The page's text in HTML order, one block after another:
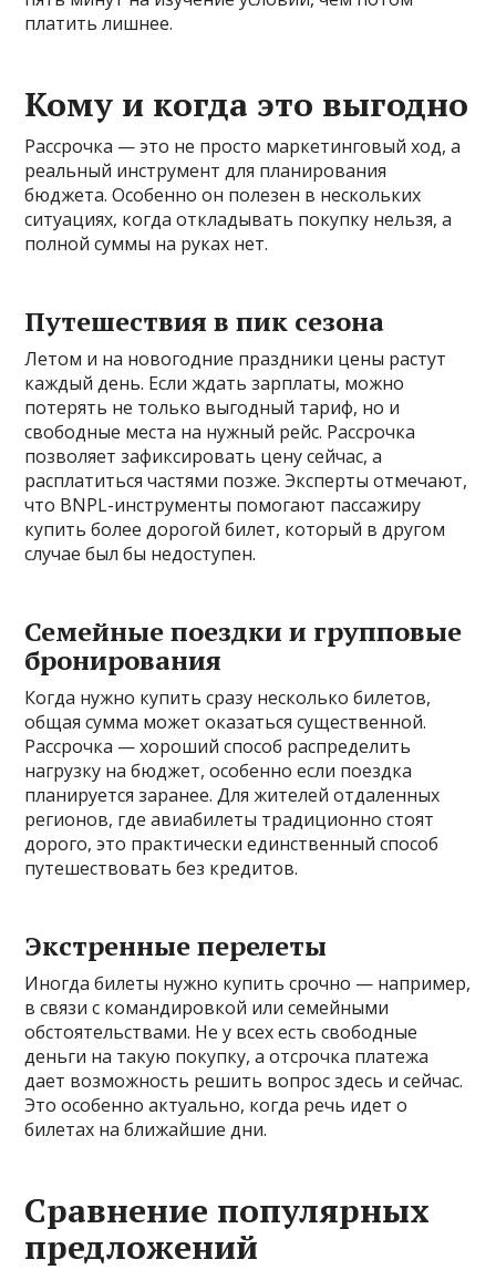
платить лишнее.
Кому и когда это выгодно
Рассрочка — это не просто маркетинговый ход, а
реальный инструмент для планирования
бюджета. Особенно он полезен в нескольких
ситуациях, когда откладывать покупку нельзя, а
полной суммы на руках нет.
Путешествия в пик сезона
Летом и на новогодние праздники цены растут
каждый день. Если ждать зарплаты, можно
потерять не только выгодный тариф, но и
свободные места на нужный рейс. Рассрочка
позволяет зафиксировать цену сейчас, а
расплатиться частями позже. Эксперты отмечают,
что BNPL-инструменты помогают пассажиру
купить более дорогой билет, который в другом
случае был бы недоступен.
Семейные поездки и групповые
бронирования
Когда нужно купить сразу несколько билетов,
общая сумма может оказаться существенной.
Рассрочка — хороший способ распределить
нагрузку на бюджет, особенно если поездка
планируется заранее. Для жителей отдаленных
регионов, где авиабилеты традиционно стоят
дорого, это практически единственный способ
путешествовать без кредитов.
Экстренные перелеты
Иногда билеты нужно купить срочно — например,
в связи с командировкой или семейными
обстоятельствами. Не у всех есть свободные
деньги на такую покупку, а отсрочка платежа
дает возможность решить вопрос здесь и сейчас.
Это особенно актуально, когда речь идет о
билетах на ближайшие дни.
Сравнение популярных
предложений